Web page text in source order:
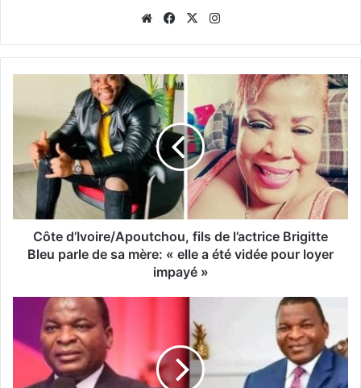
WebsiteFacebook
X
Côte d’Ivoire/Apoutchou, fils de l’actrice Brigitte
Bleu parle de sa mère: « elle a été vidée pour loyer
impayé »